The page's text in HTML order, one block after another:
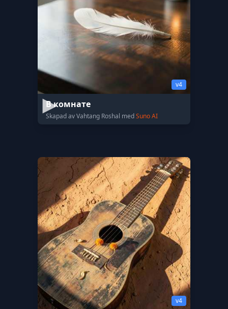
v4
В комнате
Skapad av Vahtang Roshal medSuno AI
v4